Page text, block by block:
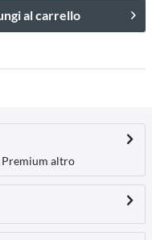
al carrello
altro